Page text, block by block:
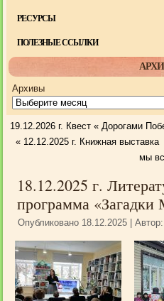
РЕСУРСЫ
ПОЛЕЗНЫЕ ССЫЛКИ
Архивы
19.12.2026 г. Квест « Дорогами
« 12.12.2025 г. Книжная
мы
18.12.2025 г.
программа
Опубликовано 18.12.2025 |Автор: